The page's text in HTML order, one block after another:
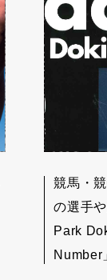
競馬・
の選手
Park
Number